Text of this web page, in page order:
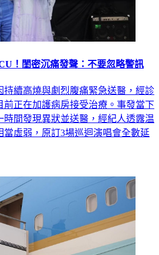
！閨密沉痛發聲：不要忽略警訊
持續高燒與劇烈腹痛緊急送醫，經診
前正在加護病房接受治療。事發當下
時間發現異狀並送醫，經紀人透露温
當虛弱，原訂3場巡迴演唱會全數延